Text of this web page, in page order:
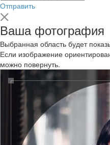
Отправить
Ваша фотография
Выбранная область будет
Если изображение
можно повернуть.